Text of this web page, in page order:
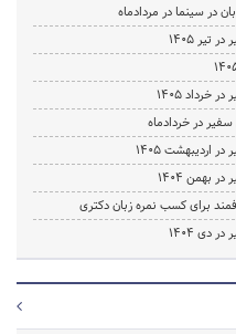
در سینما در مردادماه
1405
1405
در خردادماه
اردیبهشت 1405
بهمن 1404
دی 1404